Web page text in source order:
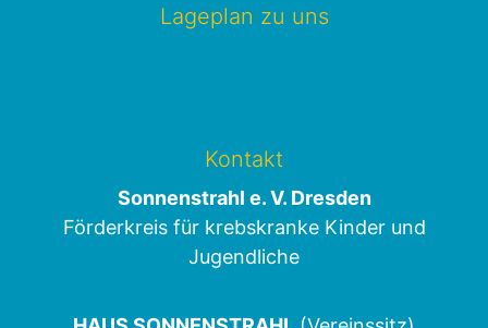
Lageplan zu uns
Kontakt
Sonnenstrahl e. V. Dresden
Förderkreis für krebskranke Kinder und
Jugendliche